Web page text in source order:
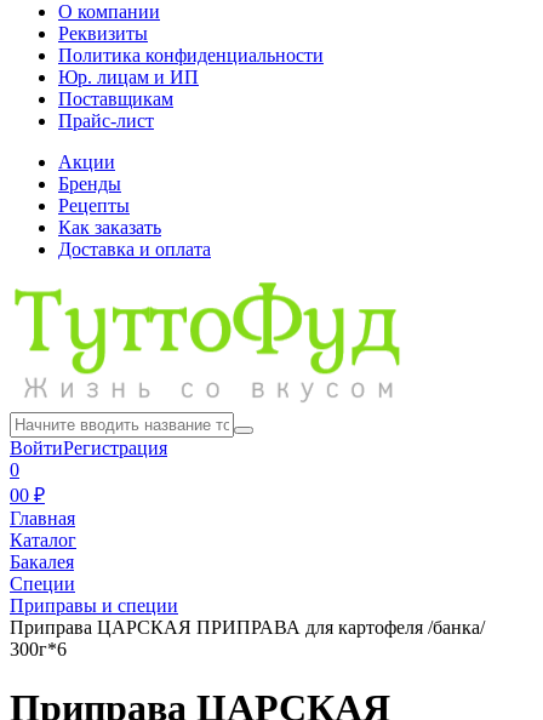
О компании
Реквизиты
Политика конфиденциальности
Юр. лицам и ИП
Поставщикам
Прайс-лист
Акции
Бренды
Рецепты
Как заказать
Доставка и оплата
ВойтиРегистрация
0
00 ₽
Главная
Каталог
Бакалея
Специи
Приправы и специи
Приправа ЦАРСКАЯ ПРИПРАВА для картофеля /банка/
300г*6
Приправа ЦАРСКАЯ